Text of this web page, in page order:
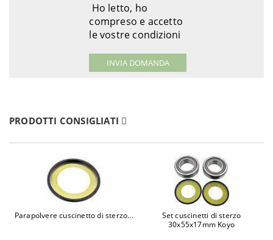
Ho letto, ho
compreso e accetto
le vostre condizioni
PRODOTTI CONSIGLIATI
Parapolvere cuscinetto di sterzo...
Set cuscinetti di sterzo
30x55x17mm Koyo